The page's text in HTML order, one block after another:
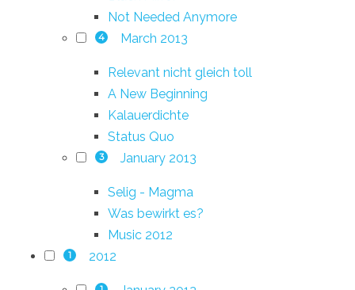
Not Needed Anymore
4 March 2013
Relevant nicht gleich toll
A New Beginning
Kalauerdichte
Status Quo
3 January 2013
Selig - Magma
Was bewirkt es?
Music 2012
1 2012